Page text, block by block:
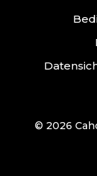
© 2026